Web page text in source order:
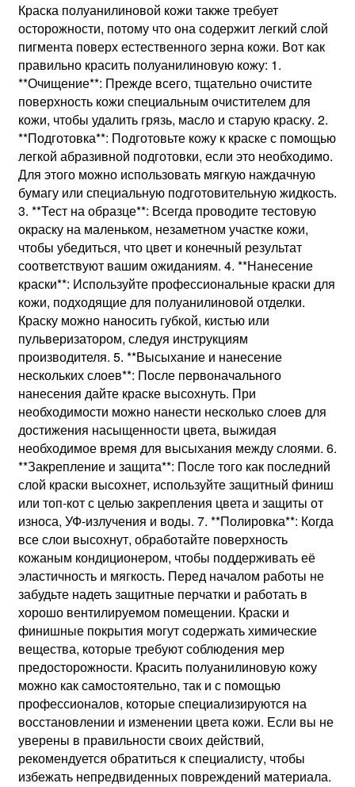
Краска полуанилиновой кожи также требует
осторожности, потому что она содержит легкий слой
пигмента поверх естественного зерна кожи. Вот как
правильно красить полуанилиновую кожу: 1.
**Очищение**: Прежде всего, тщательно очистите
поверхность кожи специальным очистителем для
кожи, чтобы удалить грязь, масло и старую краску. 2.
**Подготовка**: Подготовьте кожу к краске с помощью
легкой абразивной подготовки, если это необходимо.
Для этого можно использовать мягкую наждачную
бумагу или специальную подготовительную жидкость.
3. **Тест на образце**: Всегда проводите тестовую
окраску на маленьком, незаметном участке кожи,
чтобы убедиться, что цвет и конечный результат
соответствуют вашим ожиданиям. 4. **Нанесение
краски**: Используйте профессиональные краски для
кожи, подходящие для полуанилиновой отделки.
Краску можно наносить губкой, кистью или
пульверизатором, следуя инструкциям
производителя. 5. **Высыхание и нанесение
нескольких слоев**: После первоначального
нанесения дайте краске высохнуть. При
необходимости можно нанести несколько слоев для
достижения насыщенности цвета, выжидая
необходимое время для высыхания между слоями. 6.
**Закрепление и защита**: После того как последний
слой краски высохнет, используйте защитный финиш
или топ-кот с целью закрепления цвета и защиты от
износа, УФ-излучения и воды. 7. **Полировка**: Когда
все слои высохнут, обработайте поверхность
кожаным кондиционером, чтобы поддерживать её
эластичность и мягкость. Перед началом работы не
забудьте надеть защитные перчатки и работать в
хорошо вентилируемом помещении. Краски и
финишные покрытия могут содержать химические
вещества, которые требуют соблюдения мер
предосторожности. Красить полуанилиновую кожу
можно как самостоятельно, так и с помощью
профессионалов, которые специализируются на
восстановлении и изменении цвета кожи. Если вы не
уверены в правильности своих действий,
рекомендуется обратиться к специалисту, чтобы
избежать непредвиденных повреждений материала.